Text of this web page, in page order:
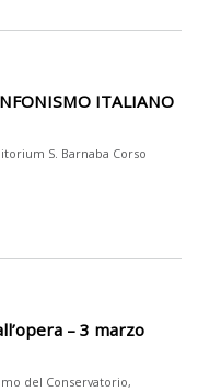
ITALIANO
S. Barnaba Corso
– 3 marzo
del Conservatorio,